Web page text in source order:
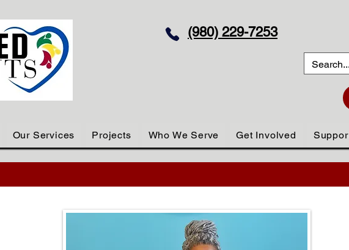
(980) 229-7253
Our Services Projects Who We Serve Get Involved